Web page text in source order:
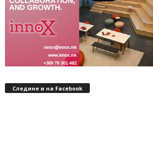
Следине и на Facebook